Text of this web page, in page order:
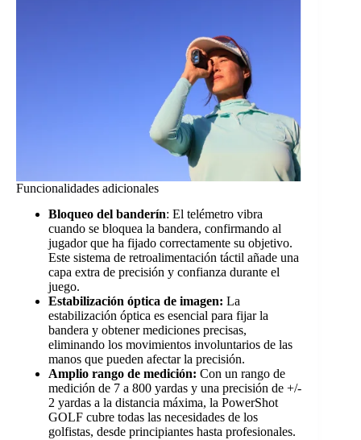
Funcionalidades adicionales
Bloqueo del banderín: El telémetro vibra
cuando se bloquea la bandera, confirmando al
jugador que ha fijado correctamente su objetivo.
Este sistema de retroalimentación táctil añade una
capa extra de precisión y confianza durante el
juego.
Estabilización óptica de imagen: La
estabilización óptica es esencial para fijar la
bandera y obtener mediciones precisas,
eliminando los movimientos involuntarios de las
manos que pueden afectar la precisión.
Amplio rango de medición: Con un rango de
medición de 7 a 800 yardas y una precisión de +/-
2 yardas a la distancia máxima, la PowerShot
GOLF cubre todas las necesidades de los
golfistas, desde principiantes hasta profesionales.